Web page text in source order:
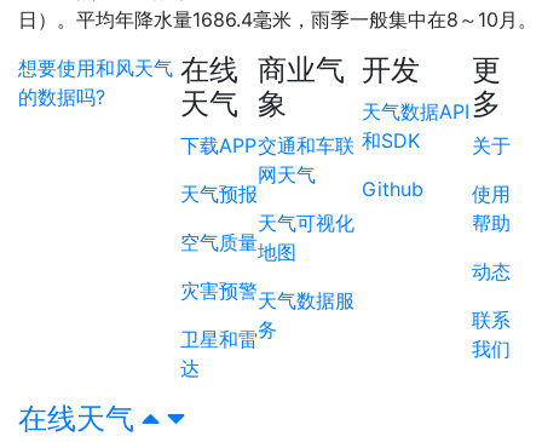
日）。平均年降水量1686.4毫米，雨季一般集中在8～10月。
想要使用和风天气
的数据吗?
在线
天气
下载APP
天气预报
空气质量
灾害预警
卫星和雷
达
商业气
象
交通和车联
网天气
天气可视化
地图
天气数据服
务
开发
天气数据API
和SDK
Github
更
多
关于
使用
帮助
动态
联系
我们
在线天气